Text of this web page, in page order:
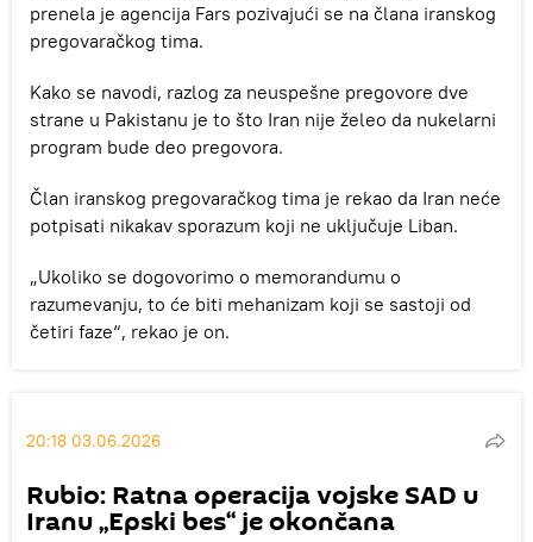
prenela je agencija Fars pozivajući se na člana iranskog
pregovaračkog tima.
Kako se navodi, razlog za neuspešne pregovore dve
strane u Pakistanu je to što Iran nije želeo da nukelarni
program bude deo pregovora.
Član iranskog pregovaračkog tima je rekao da Iran neće
potpisati nikakav sporazum koji ne uključuje Liban.
„Ukoliko se dogovorimo o memorandumu o
razumevanju, to će biti mehanizam koji se sastoji od
četiri faze“, rekao je on.
20:18 03.06.2026
Rubio: Ratna operacija vojske SAD u
Iranu „Epski bes“ je okončana